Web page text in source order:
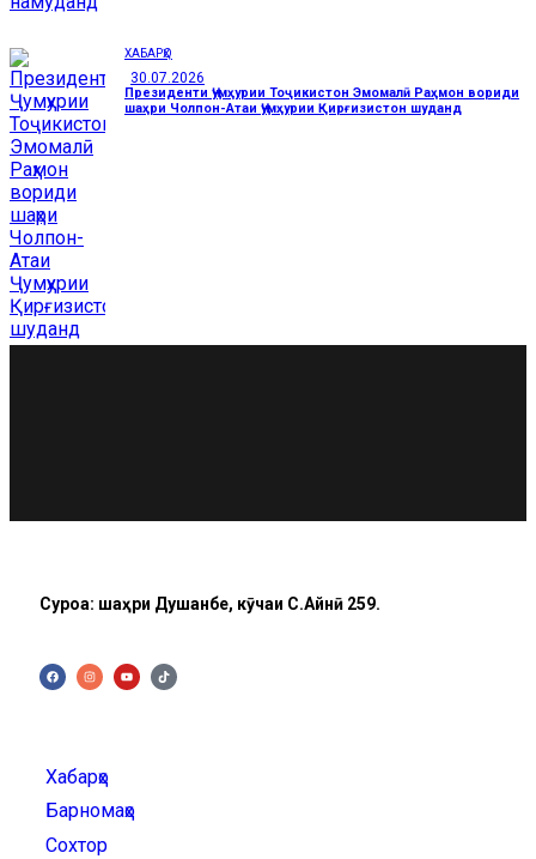
ХАБАРҲО
30.07.2026
Президенти Ҷумҳурии Тоҷикистон Эмомалӣ Раҳмон вориди
шаҳри Чолпон-Атаи Ҷумҳурии Қирғизистон шуданд
Суроға: шаҳри Душанбе, кӯчаи C.Айнӣ 259.
Хабарҳо
Барномаҳо
Сохтор